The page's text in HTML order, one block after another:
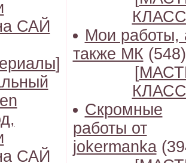
САЙ
]
САЙ
Мои работы,
также МК (548)
[
Скромные
работы от
jokermanka